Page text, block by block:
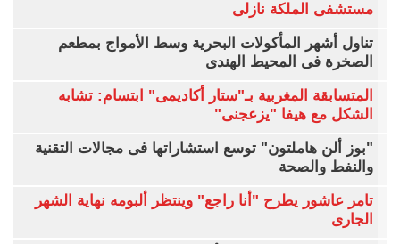
مستشفى الملكة نازلى
تناول أشهر المأكولات البحرية وسط الأمواج بمطعم
الصخرة فى المحيط الهندى
المتسابقة المغربية بـ"ستار أكاديمى" ابتسام: تشابه
الشكل مع هيفا "يزعجنى"
"بوز ألن هاملتون" توسع استشاراتها فى مجالات التقنية
والنفط والصحة
تامر عاشور يطرح "أنا راجع" وينتظر ألبومه نهاية الشهر
الجارى